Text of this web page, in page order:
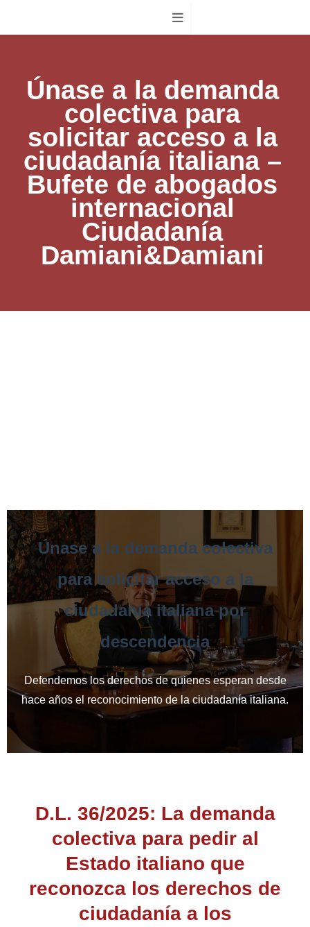
Únase a la demanda
colectiva para
solicitar acceso a la
ciudadanía italiana –
Bufete de abogados
internacional
Ciudadanía
Damiani&Damiani
Únase a la demanda colectiva
para solicitar acceso a la
ciudadanía italiana por
descendencia
Defendemos los derechos de quienes esperan desde
hace años el reconocimiento de la ciudadanía italiana.
D.L. 36/2025: La demanda
colectiva para pedir al
Estado italiano que
reconozca los derechos de
ciudadanía a los